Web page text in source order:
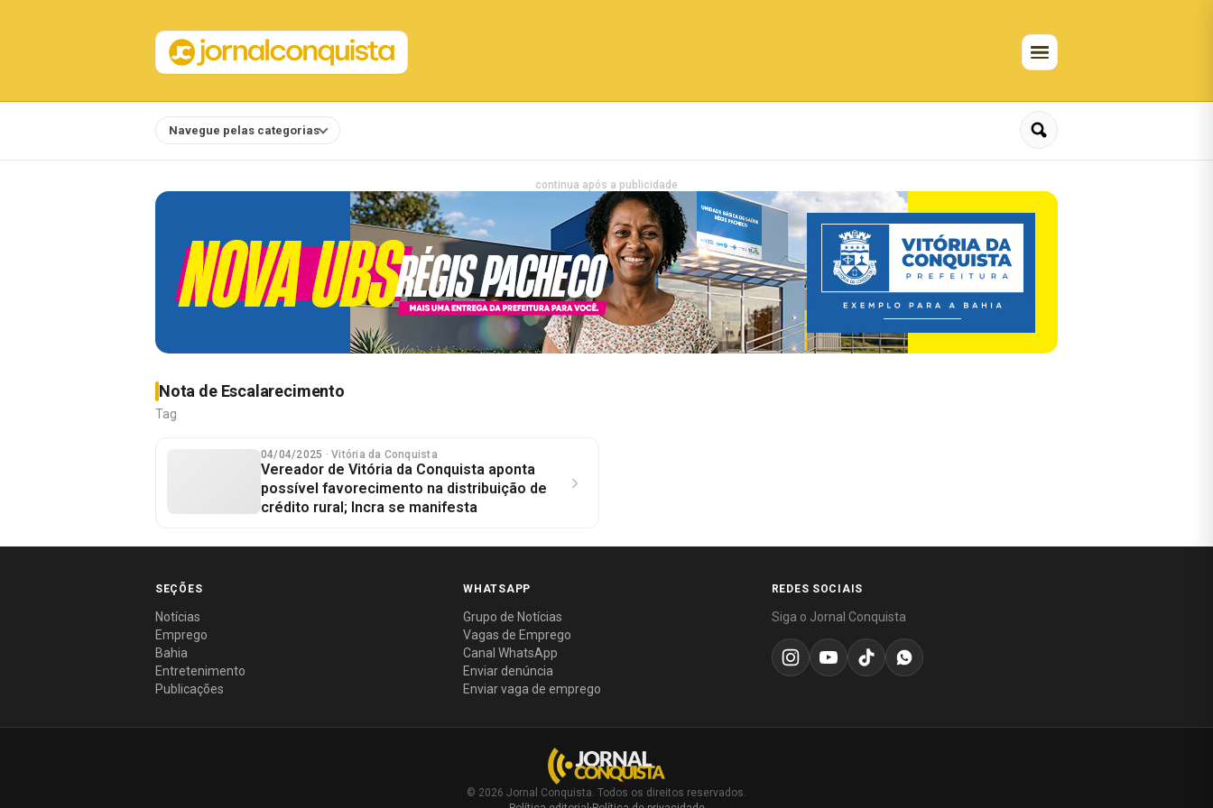
Navegue pelas categorias
continua após a publicidade
Nota de Escalarecimento
Tag
04/04/2025 · Vitória da Conquista
Vereador de Vitória da Conquista aponta
possível favorecimento na distribuição de
crédito rural; Incra se manifesta
SEÇÕES
Notícias
Emprego
Bahia
Entretenimento
Publicações
WHATSAPP
Grupo de Notícias
Vagas de Emprego
Canal WhatsApp
Enviar denúncia
Enviar vaga de emprego
REDES SOCIAIS
Siga o Jornal Conquista
© 2026 Jornal Conquista. Todos os direitos reservados.